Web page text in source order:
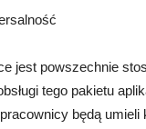
jest powszechnie
tego pakietu
będą